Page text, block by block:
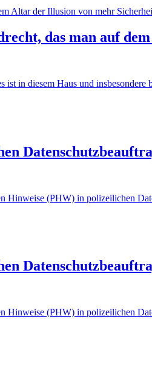
das man auf
ist in diesem Haus und
Hinweise (PHW) in polizeilichen
Hinweise (PHW) in polizeilichen